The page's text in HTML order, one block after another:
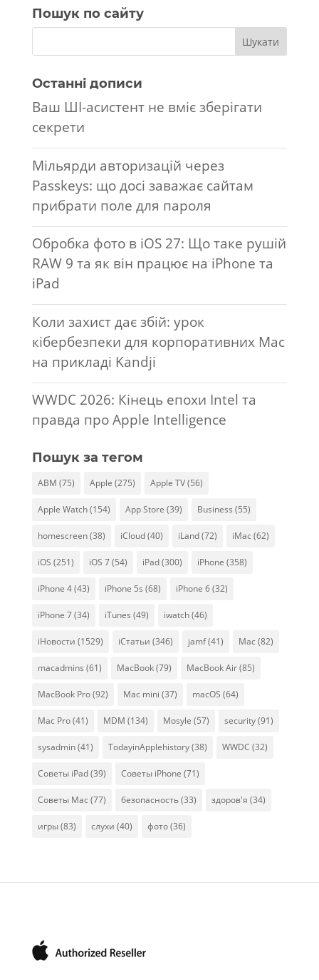
Пошук по сайту
Останні дописи
Ваш ШІ-асистент не вміє зберігати
секрети
Мільярди авторизацій через
Passkeys: що досі заважає сайтам
прибрати поле для пароля
Обробка фото в iOS 27: Що таке рушій
RAW 9 та як він працює на iPhone та
iPad
Коли захист дає збій: урок
кібербезпеки для корпоративних Mac
на прикладі Kandji
WWDC 2026: Кінець епохи Intel та
правда про Apple Intelligence
Пошук за тегом
ABM (75) Apple (275) Apple TV(56)
Apple Watch(154) App Store (39) Business (55)
homescreen(38) iCloud(40) iLand(72) iMac (62)
iOS (251) iOS 7(54) iPad(300) iPhone (358)
iPhone 4(43) iPhone 5s (68) iPhone 6(32)
iPhone 7(34) iTunes (49) iwatch(46)
iНовости (1529) iСтатьи (346) jamf(41) Mac (82)
macadmins (61) MacBook(79) MacBook Air(85)
MacBook Pro(92) Mac mini (37) macOS (64)
Mac Pro(41) MDM (134) Mosyle (57) security(91)
sysadmin(41) TodayinApplehistory(38) WWDC (32)
Советы iPad(39) Советы iPhone (71)
Советы Mac (77) безопасность(33) здоров'я (34)
игры(83) слухи (40) фото(36)